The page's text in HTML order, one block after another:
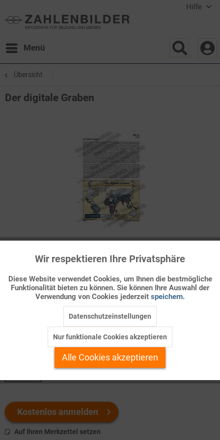
Hilfe
Menü
Übersicht
Der digitale Graben
Der digitale Graben
Die rasch zunehmende Dichte und weltweite Verflechtung der
Informationsströme ist eines der hervorstechenden Merkmale
Welchen Download brauchen Sie?
Kostenlos anmelden
Auf Ihren Merkzettel setzen
Funktionale Aktiv
Marketing Inaktiv
Personalisierung Inaktiv
Service
Wir respektieren Ihre Privatsphäre
Diese Website verwendet Cookies, um Ihnen die bestmögliche
Funktionalität bieten zu können. Sie können Ihre Auswahl der
Verwendung von Cookies jederzeit speichern.
Datenschutzeinstellungen
Nur funktionale Cookies akzeptieren
Alle Cookies akzeptieren